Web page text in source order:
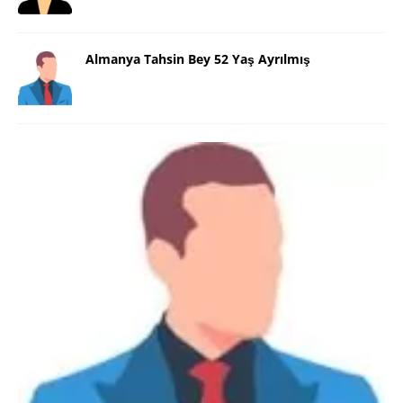
Almanya Tahsin Bey 52 Yaş Ayrılmış